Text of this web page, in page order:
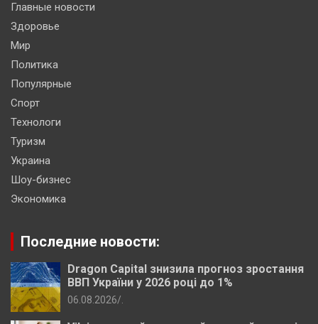
Главные новости
Здоровье
Мир
Политика
Популярные
Спорт
Технологи
Туризм
Украина
Шоу-бизнес
Экономика
Последние новости:
Dragon Capital знизила прогноз зростання
ВВП України у 2026 році до 1%
06.08.2026 .